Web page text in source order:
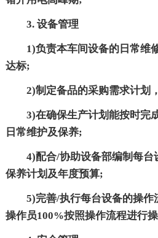
3. 设备管理
1)负责本车间设备的日常维
达标;
2)制定备品的采购需求计划
3)在确保生产计划能按时完
日常维护及保养;
4)配合/协助设备部编制每台
保养计划及年度预算;
5)完善/执行每台设备的操作
操作员100%按照操作流程进行